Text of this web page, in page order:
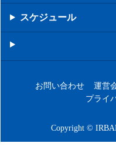
スケジュール
お問い合わせ 運営
プライ
Copyright ©